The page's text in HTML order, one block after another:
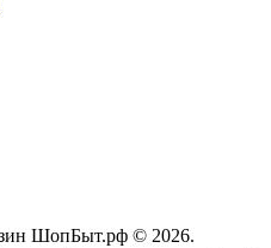
ШопБыт.рф © 2026.